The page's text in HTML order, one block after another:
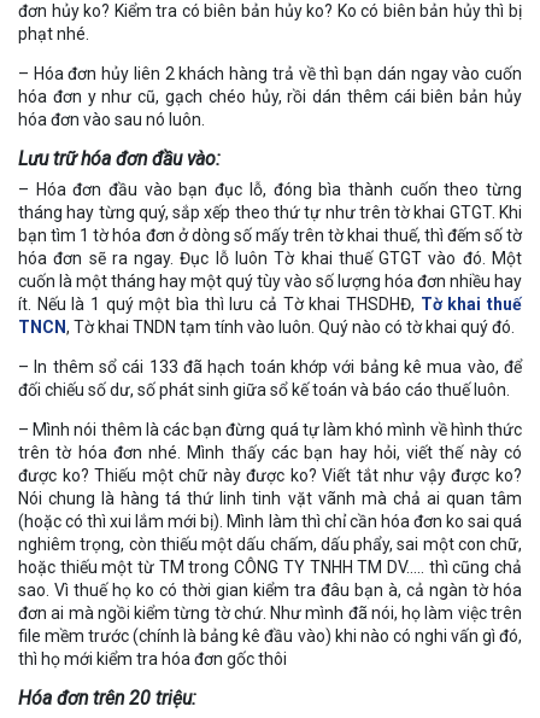
đơn hủy ko? Kiểm tra có biên bản hủy ko? Ko có biên bản hủy thì bị
phạt nhé.
– Hóa đơn hủy liên 2 khách hàng trả về thì bạn dán ngay vào cuốn
hóa đơn y như cũ, gạch chéo hủy, rồi dán thêm cái biên bản hủy
hóa đơn vào sau nó luôn.
Lưu trữ hóa đơn đầu vào:
– Hóa đơn đầu vào bạn đục lỗ, đóng bìa thành cuốn theo từng
tháng hay từng quý, sắp xếp theo thứ tự như trên tờ khai GTGT. Khi
bạn tìm 1 tờ hóa đơn ở dòng số mấy trên tờ khai thuế, thì đếm số tờ
hóa đơn sẽ ra ngay. Đục lỗ luôn Tờ khai thuế GTGT vào đó. Một
cuốn là một tháng hay một quý tùy vào số lượng hóa đơn nhiều hay
ít. Nếu là 1 quý một bìa thì lưu cả Tờ khai THSDHĐ, Tờ khai thuế
TNCN, Tờ khai TNDN tạm tính vào luôn. Quý nào có tờ khai quý đó.
– In thêm sổ cái 133 đã hạch toán khớp với bảng kê mua vào, để
đối chiếu số dư, số phát sinh giữa sổ kế toán và báo cáo thuế luôn.
– Mình nói thêm là các bạn đừng quá tự làm khó mình về hình thức
trên tờ hóa đơn nhé. Mình thấy các bạn hay hỏi, viết thế này có
được ko? Thiếu một chữ này được ko? Viết tắt như vậy được ko?
Nói chung là hàng tá thứ linh tinh vặt vãnh mà chả ai quan tâm
(hoặc có thì xui lắm mới bị). Mình làm thì chỉ cần hóa đơn ko sai quá
nghiêm trọng, còn thiếu một dấu chấm, dấu phẩy, sai một con chữ,
hoặc thiếu một từ TM trong CÔNG TY TNHH TM DV….. thì cũng chả
sao. Vì thuế họ ko có thời gian kiểm tra đâu bạn à, cả ngàn tờ hóa
đơn ai mà ngồi kiểm từng tờ chứ. Như mình đã nói, họ làm việc trên
file mềm trước (chính là bảng kê đầu vào) khi nào có nghi vấn gì đó,
thì họ mới kiểm tra hóa đơn gốc thôi
Hóa đơn trên 20 triệu: